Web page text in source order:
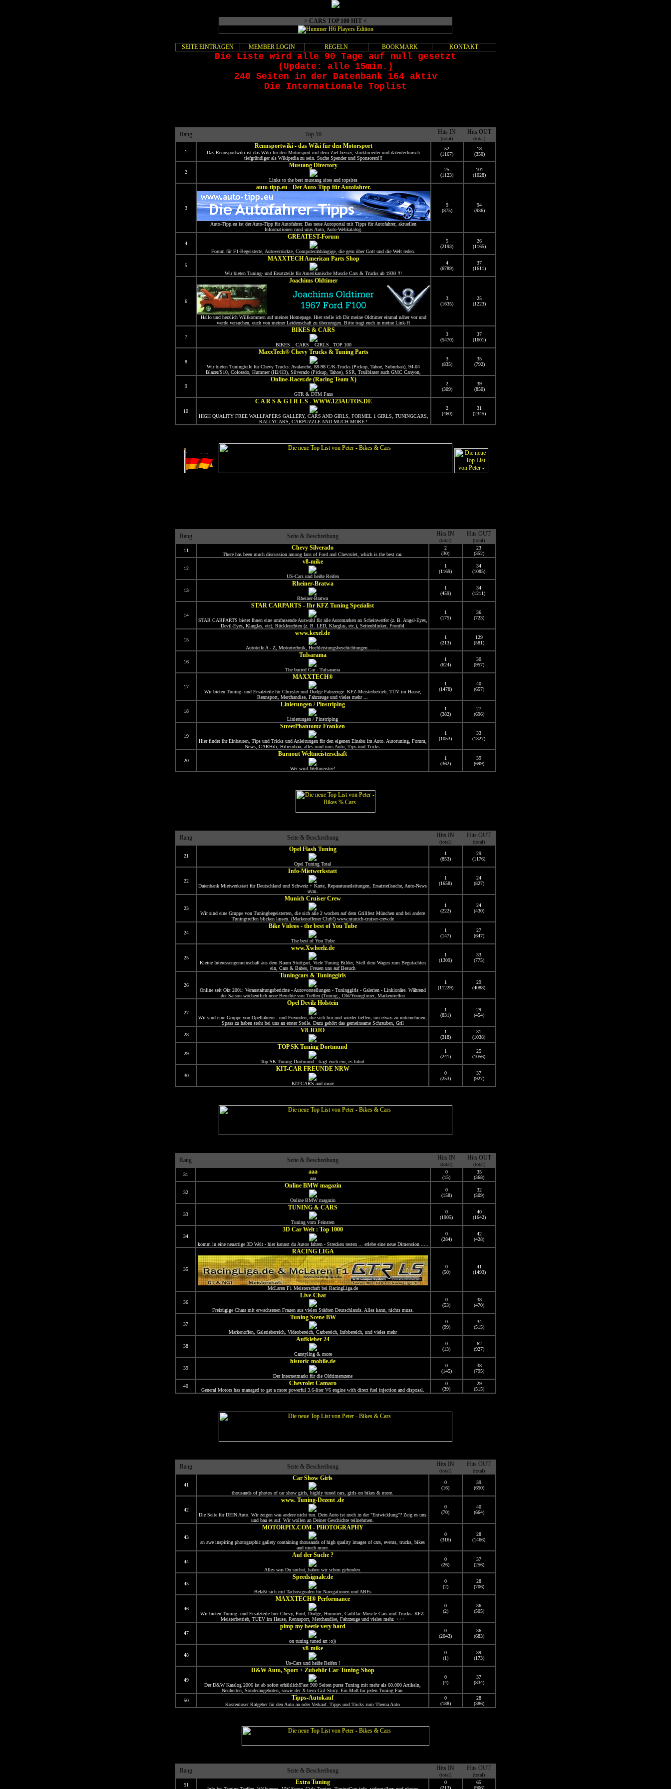
> CARS TOP 100 HIT <
SEITE EINTRAGEN MEMBER LOGIN REGELN BOOKMARK KONTAKT
Die Liste wird alle 90 Tage auf null gesetzt
(Update: alle 15min.)
240 Seiten in der Datenbank 164 aktiv
Die Internationale Toplist
Rang Top 10 Hits IN
(total)
Hits OUT
(total)
1
Rennsportwiki - das Wiki für den Motorsport
Das Rennsportwiki ist das Wiki für den Motorsport mit dem Ziel besser, strukturierter und datentechnisch
tiefgründiger als Wikipedia zu sein. Suche Spender und Sponsoren!!!
52
(1167)
18
(350)
2
Mustang Directory
Links to the best mustang sites and topsites
25
(1123)
101
(1028)
3
auto-tipp.eu - Der Auto-Tipp für Autofahrer.
Auto-Tipp.eu ist der Auto-Tipp für Autofahrer. Das neue Autoportal mit Tipps für Autofahrer, aktuellen
Informationen rund ums Auto, Auto-Webkatalog.
9
(875)
94
(936)
4
GREATEST-Forum
Forum für F1-Begeisterte, Autoverrückte, Computerabhängige, die gern über Gott und die Welt reden.
5
(2193)
26
(1165)
5
MAXXTECH American Parts Shop
Wir bieten Tuning- und Ersatzteile für Amerikanische Muscle Cars & Trucks ab 1930 !!!
4
(6789)
37
(1611)
6
Joachims Oldtimer
Hallo und herzlich Willkommen auf meiner Homepage. Hier stelle ich Dir meine Oldtimer einmal näher vor und
werde versuchen, euch von meiner Leidenschaft zu überzeugen. Bitte tragt euch in meine Link-H
3
(1635)
25
(1223)
7
BIKES & CARS
BIKES _ CARS _ GIRLS_ TOP 100
3
(5470)
37
(1601)
8
MaxxTech® Chevy Trucks & Tuning Parts
Wir bieten Tuningteile für Chevy Trucks: Avalanche, 88-98 C/K-Trucks (Pickup, Tahoe, Suburban), 94-04
Blazer/S10, Colorado, Hummer (H2/H3), Silverado (Pickup, Tahoe), SSR, Trailblazer auch GMC Canyon,
3
(835)
35
(792)
9
Online-Racer.de (Racing Team X)
GTR & DTM Fans
2
(309)
39
(850)
10
C A R S & G I R L S - WWW.123AUTOS.DE
HIGH QUALITY FREE WALLPAPERS GALLERY, CARS AND GIRLS, FORMEL 1 GIRLS, TUNINGCARS,
RALLYCARS, CARPUZZLE AND MUCH MORE !
2
(460)
31
(2345)
Rang Seite & Beschreibung Hits IN
(total)
Hits OUT
(total)
11
Chevy Silverado
There has been much discussion among fans of Ford and Chevrolet, which is the best car.
2
(30)
23
(352)
12
v8-mike
US-Cars und heiße Reifen
1
(1169)
34
(1085)
13
Rheiner-Bratwa
Rheiner-Bratwa
1
(459)
34
(1211)
14
STAR CARPARTS - Ihr KFZ Tuning Spezialist
STAR CARPARTS bietet Ihnen eine umfassende Auswahl für alle Automarken an Scheinwerfer (z. B. Angel-Eyes,
Devil-Eyes, Klarglas, etc), Rückleuchten (z. B. LED, Klarglas, etc.), Seitenblinker, Frontbl
1
(175)
36
(723)
15
www.kexel.de
Autoteile A - Z, Motortechnik, Hochleistungsbeschichtungen........
1
(213)
129
(581)
16
Tulsarama
The buried Car - Tulsarama
1
(624)
30
(957)
17
MAXXTECH®
Wir bieten Tuning- und Ersatzteile für Chrysler und Dodge Fahrzeuge. KFZ-Meisterbetrieb, TÜV im Hause,
Rennsport, Merchandise, Fahrzeuge und vieles mehr ...
1
(1478)
40
(657)
18
Linierungen / Pinstriping
Linierungen / Pinstriping
1
(382)
27
(696)
19
StreetPhantomz-Franken
Hier findet ihr Einbauten, Tips und Tricks und Anleitungen für den eigenen Einabu im Auto. Autotuning, Forum,
News, CARHifi, Hifieinbau, alles rund ums Auto, Tips und Tricks.
1
(1053)
33
(1327)
20
Burnout Weltmeisterschaft
Wer wird Weltmeister?
1
(362)
39
(699)
Rang Seite & Beschreibung Hits IN
(total)
Hits OUT
(total)
21
Opel Flash Tuning
Opel Tuning Total
1
(853)
29
(1176)
22
Info-Mietwerkstatt
Datenbank Mietwerkstatt für Deutschland und Schweiz + Karte, Reparaturanleitungen, Ersatzteilsuche, Auto-News
uvm.
1
(1658)
24
(827)
23
Munich Cruiser Crew
Wir sind eine Gruppe von Tuningbegeisterten, die sich alle 2 wochen auf dem Grillfest München und bei andere
Tuningtreffen blicken lassen. (Markenoffener Club!) www.munich-cruiser-crew.de
1
(222)
24
(430)
24
Bike Videos - the best of You Tube
The best of You Tube
1
(147)
27
(647)
25
www.Xwheelz.de
Kleine Interessengemeinschaft aus dem Raum Stuttgart, Viele Tuning Bilder, Stell dein Wagen zum Begutachten
ein, Cars & Babes, Freuen uns auf Besuch
1
(1309)
33
(775)
26
Tuningcars & Tuninggirls
Online seit Okt 2001: Veranstaltungsberichte - Autovorstellungen - Tuninggirls - Galerien - Linkionäre. Während
der Saison wöchentlich neue Berichte von Treffen (Tuning-, Old/Youngtimer, Markentreffen
1
(11229)
29
(4088)
27
Opel Devilz Holstein
Wir sind eine Gruppe von Opelfahrern - und Freunden, die sich hin und wieder treffen, um etwas zu unternehmen,
Spass zu haben steht bei uns an erster Stelle. Dazu gehört das gemeinsame Schrauben, Gril
1
(831)
29
(454)
28
V8 JOJO
1
(318)
31
(1038)
29
TOP SK Tuning Dortmund
Top SK Tuning Dortmund - tragt euch ein, es lohnt
1
(241)
25
(1056)
30
KIT-CAR FREUNDE NRW
KIT-CARS and more
0
(253)
37
(927)
Rang Seite & Beschreibung Hits IN
(total)
Hits OUT
(total)
31
aaa
aaa
0
(15)
35
(368)
32
Online BMW magazin
Online BMW magazin
0
(158)
32
(509)
33
TUNING & CARS
Tuning vom Feinsten
0
(1905)
40
(1642)
34
3D Car Welt : Top 1000
komm in eine neuartige 3D Welt - hier kannst du Autos fahren - Strecken testen ... erlebe eine neue Dimension .....
0
(284)
42
(428)
35
RACING LIGA
McLaren F1 Meisterschaft bei RacingLiga.de
0
(50)
41
(1493)
36
Live-Chat
Freizügige Chats mit erwachsenen Frauen aus vielen Städten Deutschlands. Alles kann, nichts muss.
0
(53)
38
(470)
37
Tuning Scene BW
Markenoffen, Galeriebereich, Videobereich, Carbereich, Infobereich, und vieles mehr
0
(99)
34
(515)
38
Aufkleber 24
Carstyling & more
0
(13)
62
(927)
39
historic-mobile.de
Der Internetmarkt für die Oldtimerszene
0
(145)
38
(795)
40 Chevrolet Camaro
General Motors has managed to get a more powerful 3.6-liter V6 engine with direct fuel injection and disposal.
0
(39)
29
(515)
Rang Seite & Beschreibung Hits IN
(total)
Hits OUT
(total)
41
Car Show Girls
thousands of photos of car show girls, highly tuned cars, girls on bikes & more.
0
(16)
39
(650)
42
www. Tuning-Dezent .de
Die Seite für DEIN Auto. Wir zeigen was andere nicht tun. Dein Auto ist noch in der "Entwicklung"? Zeig es uns
und bau es auf. Wir wollen an Deiner Geschichte teilnehmen.
0
(70)
40
(664)
43
MOTORPIX.COM - PHOTOGRAPHY
an awe inspiring photographic gallery containing thousands of high quality images of cars, events, trucks, bikes
and much more.
0
(316)
28
(1466)
44
Auf der Suche ?
Alles was Du suchst, haben wir schon gefunden.
0
(26)
37
(256)
45
Speedsignale.de
Befaßt sich mit Tachosignalen für Navigationen und ABEs
0
(2)
28
(706)
46
MAXXTECH® Performance
Wir bieten Tuning- und Ersatzteile fuer Chevy, Ford, Dodge, Hummer, Cadillac Muscle Cars und Trucks. KFZ-
Meisterbetrieb, TUEV im Hause, Rennsport, Merchandise, Fahrzeuge und vieles mehr. +++
0
(2)
36
(505)
47
pimp my beetle very hard
on tuning tuned art :o))
0
(2043)
36
(683)
48
v8-mike
Us-Cars und heiße Reifen !
0
(1)
39
(173)
49
D&W Auto, Sport + Zubehör Car-Tuning-Shop
Der D&W Katalog 2006 ist ab sofort erhältlich!Fast 900 Seiten pures Tuning mit mehr als 60.000 Artikeln,
Neuheiten, Sonderangeboten, sowie der X-trem Girl-Story. Ein Muß für jeden Tuning Fan.
0
(4)
37
(834)
50 Tipps-Autokauf
Kostenloser Ratgeber für den Auto an oder Verkauf. Tipps und Tricks zum Thema Auto
0
(188)
28
(386)
Rang Seite & Beschreibung Hits IN
(total)
Hits OUT
(total)
51
Extra Tuning
0
(213)
65
(906)